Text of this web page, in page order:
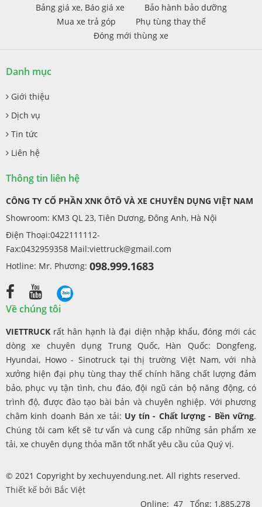
Bảng giá xe, Báo giá xe
Bảo hành bảo dưỡng
Mua xe trả góp
Phụ tùng thay thế
Đóng mới thùng xe
Danh mục
Giới thiệu
Dịch vụ
Tin tức
Liên hệ
Thông tin liên hệ
CÔNG TY CỔ PHẦN XNK ÔTÔ VÀ XE CHUYÊN DỤNG VIỆT NAM
Showroom: KM3 QL 23, Tiên Dương, Đông Anh, Hà Nội
Điện Thoại:0422111112-
Fax:0432959358 Mail:viettruck@gmail.com
Hotline: Mr. Phương: 098.999.1683
Về chúng tôi
VIETTRUCK rất hân hạnh là đại diện nhập khẩu, đóng mới các
dòng xe chuyên dụng Trung Quốc, Hàn Quốc: Dongfeng,
Hyundai, Howo - Sinotruck tại thị trường Việt Nam, với nhà
xưởng hiện đại phụ tùng thay thế chính hãng chất lượng đảm
bảo, phục vụ tận tình, chu đáo, đội ngũ cán bộ năng động, có
trình độ, được đào tạo bài bản và chuyên nghiệp. Với phương
châm kinh doanh Bán xe tải: Uy tín - Chất lượng - Bền vững.
Chúng tôi cam kết sẽ tư vấn và cung cấp những sản phẩm xe
tải, xe chuyên dụng thỏa mãn tốt nhất yêu cầu của Quý vị.
© 2021 Copyright by xechuyendung.net. All rights reserved.
Thiết kế bởi Bắc Việt
Online: 47 Tổng: 1,885,278